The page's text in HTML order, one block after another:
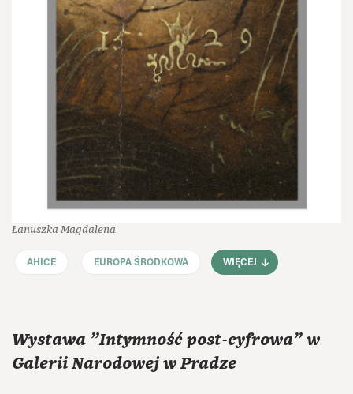
Łanuszka Magdalena
AHICE EUROPA ŚRODKOWA WIĘCEJ
Wystawa "Intymność post-cyfrowa" w
Galerii Narodowej w Pradze